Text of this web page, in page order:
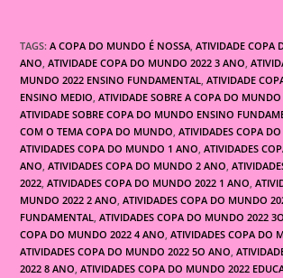
TAGS:A COPA DO MUNDO É NOSSA, ATIVIDADE COPA
ANO, ATIVIDADE COPA DO MUNDO 2022 3 ANO,
MUNDO 2022 ENSINO FUNDAMENTAL, ATIVIDADE
ENSINO MEDIO, ATIVIDADE SOBRE A COPA DO
ATIVIDADE SOBRE COPA DO MUNDO ENSINO
COM O TEMA COPA DO MUNDO, ATIVIDADES COPA
ATIVIDADES COPA DO MUNDO 1 ANO, ATIVIDADES
ANO, ATIVIDADES COPA DO MUNDO 2 ANO,
2022, ATIVIDADES COPA DO MUNDO 2022 1 ANO,
MUNDO 2022 2 ANO, ATIVIDADES COPA DO MUNDO
FUNDAMENTAL, ATIVIDADES COPA DO MUNDO 2022
COPA DO MUNDO 2022 4 ANO, ATIVIDADES COPA DO
ATIVIDADES COPA DO MUNDO 2022 5O ANO,
2022 8 ANO, ATIVIDADES COPA DO MUNDO 2022